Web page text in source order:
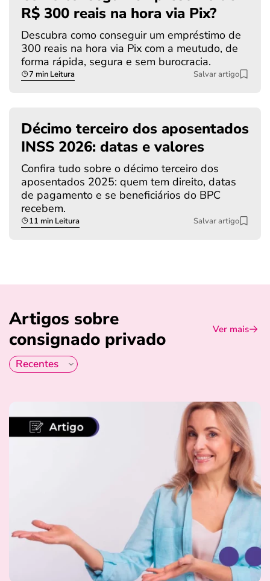
R$ 300 reais na hora via Pix?
Descubra como conseguir um empréstimo de
300 reais na hora via Pix com a meutudo, de
forma rápida, segura e sem burocracia.
7 min Leitura Salvar artigo
Décimo terceiro dos aposentados
INSS 2026: datas e valores
Confira tudo sobre o décimo terceiro dos
aposentados 2025: quem tem direito, datas
de pagamento e se beneficiários do BPC
recebem.
11 min Leitura Salvar artigo
Artigos sobre
consignado privado
Ver mais